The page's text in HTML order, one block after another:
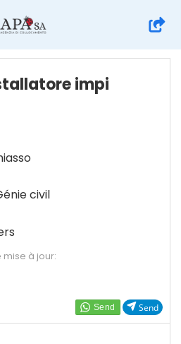
Send
impi
civil
à jour: